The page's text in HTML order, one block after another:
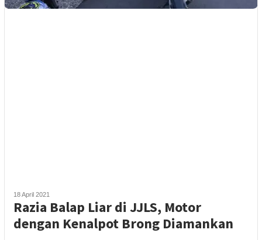
18 April 2021
Razia Balap Liar di JJLS, Motor
dengan Kenalpot Brong Diamankan